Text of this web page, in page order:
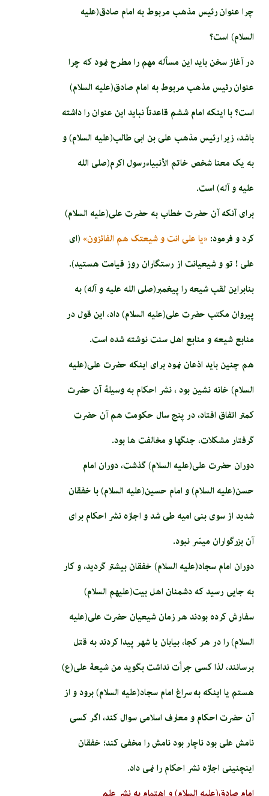
چرا عنوان رئیس مذهب مربوط به امام صادق(علیه
السلام) است؟
در آغاز سخن باید این مسأله مهم را مطرح نمود که چرا
عنوان رئیس مذهب مربوط به امام صادق(علیه السلام)
است؟ با اینکه امام ششم قاعدتاً نباید این عنوان را داشته
باشد، زیرا رئیس مذهب علی بن ابی طالب(علیه السلام) و
به یک معنا شخص خاتم الأنبیاءرسول اکرم(صلی الله
علیه و آله) است.
برای آنکه آن حضرت خطاب به حضرت علی(علیه السلام)
کرد و فرمود: «یا علی انت و شیعتک هم الفائزون» (ای
علی ! تو و شیعیانت از رستگاران روز قیامت هستید).
بنابراین لقب شیعه را پیغمبر(صلی الله علیه و آله) به
پیروان مکتب حضرت علی(علیه السلام) داد، این قول در
منابع شیعه و منابع اهل سنت نوشته شده است.
هم چنین باید اذعان نمود برای اینکه حضرت علی(علیه
السلام) خانه نشین بود ، نشر احکام به وسیلۀ آن حضرت
کمتر اتفاق افتاد، در پنج سال حکومت هم آن حضرت
گرفتار مشکلات، جنگ­ها و مخالفت ها بود.
دوران حضرت علی(علیه السلام) گذشت، دوران امام
حسن(علیه السلام) و امام حسین(علیه السلام) با خفقان
شدید از سوی بنی امیه طی شد و اجازه نشر احکام برای
آن بزرگواران میسّر نبود.
دوران امام سجاد(علیه السلام) خفقان بیشتر گردید، و کار
به جایی رسید که دشمنان اهل بیت(علیهم السلام)
سفارش کرده بودند هر زمان شیعیان حضرت علی(علیه
السلام) را در هر کجا، بیابان یا شهر پیدا کردند به قتل
برسانند، لذا کسی جرأت نداشت بگوید من شیعۀ علی(ع)
هستم یا اینکه به سراغ امام سجاد(علیه السلام) برود و از
آن حضرت احکام و معارف اسلامی سوال کند، اگر کسی
نامش علی بود ناچار بود نامش را مخفی کند؛ خفقان
اینچنینی اجازه نشر احکام را نمی داد.